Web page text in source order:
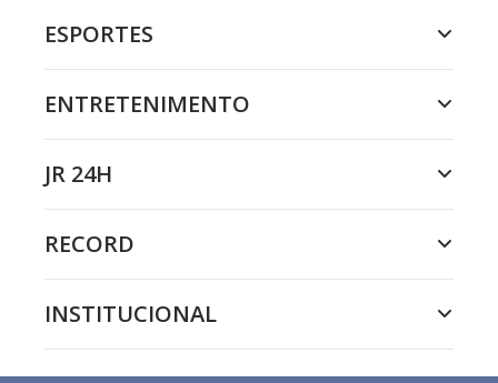
ESPORTES
ENTRETENIMENTO
JR 24H
RECORD
INSTITUCIONAL